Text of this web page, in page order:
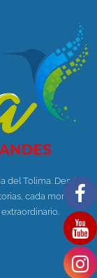
del Tolima. Desde
cada momento